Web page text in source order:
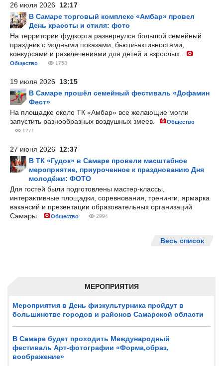
МЕРОПРИЯТИЯ
Мероприятия в День физкультурника пройдут в
большинстве городов и районов Самарской области
В Самаре будет проходить Международный
фестиваль Арт-фотографии «Форма,образ,
воображение»
26 июля 2026 12:17
В Самаре торговый комплекс «Амбар» провел
День красоты и стиля: фото
На территории фудкорта развернулся большой семейный
праздник с модными показами, бьюти-активностями,
конкурсами и развлечениями для детей и взрослых.
Общество 1758
19 июля 2026 13:15
В Самаре прошёл семейный фестиваль «Дофамин
Фест»
На площадке около ТК «Амбар» все желающие могли
запустить разнообразных воздушных змеев.
Общество
1271
27 июня 2026 12:37
В ТК «Гудок» в Самаре провели масштабное
мероприятие, приуроченное к празднованию Дня
молодёжи: ФОТО
Для гостей были подготовлены мастер-классы,
интерактивные площадки, соревнования, тренинги, ярмарка
вакансий и презентации образовательных организаций
Самары.
Общество 2994
Весь список